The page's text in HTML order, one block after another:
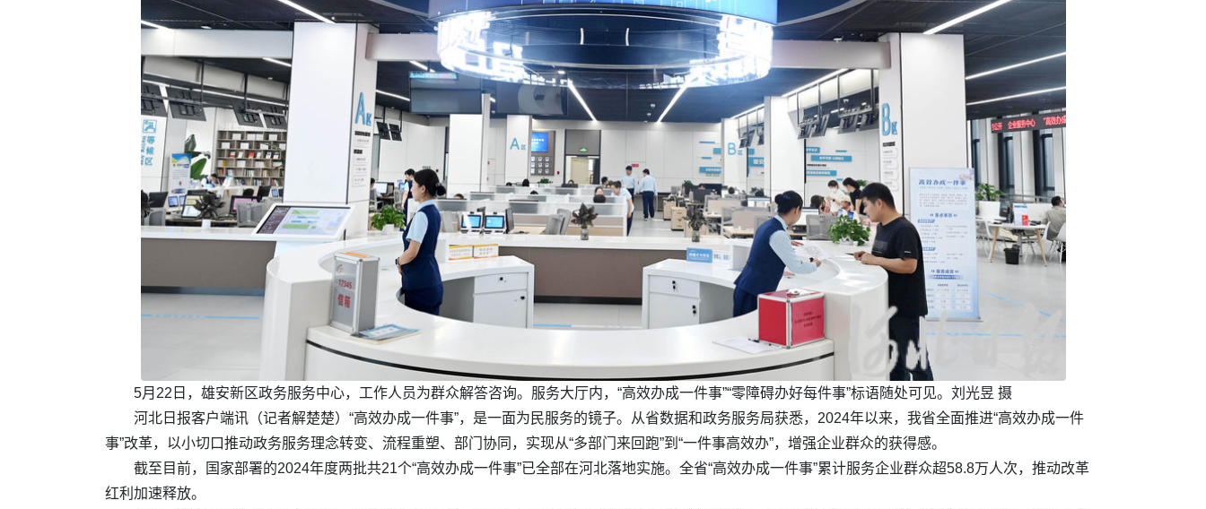
5月22日，雄安新区政务服务中心，工作人员为群众解答咨询。服务大厅内，“高效办成一件事”“零障碍办好每件事”标语随处可见。刘光昱 摄
河北日报客户端讯（记者解楚楚）“高效办成一件事”，是一面为民服务的镜子。从省数据和政务服务局获悉，2024年以来，我省全面推进“高效办成一件
事”改革，以小切口推动政务服务理念转变、流程重塑、部门协同，实现从“多部门来回跑”到“一件事高效办”，增强企业群众的获得感。
截至目前，国家部署的2024年度两批共21个“高效办成一件事”已全部在河北落地实施。全省“高效办成一件事”累计服务企业群众超58.8万人次，推动改革
红利加速释放。